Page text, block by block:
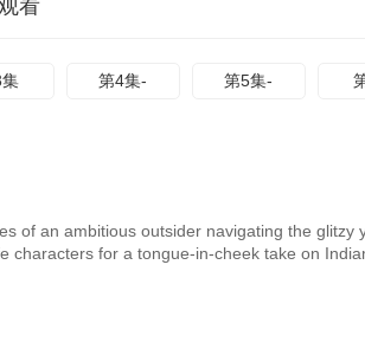
看
第4集- 第5集-
of an ambitious outsider navigating the glitzy
characters for a tongue-in-cheek take on